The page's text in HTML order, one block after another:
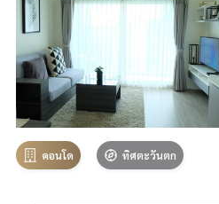
คอนโด ทิศตะวันตก